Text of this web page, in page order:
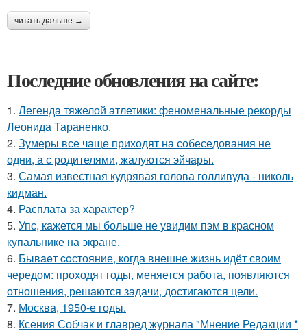
читать дальше →
Последние обновления на сайте:
1. Легенда тяжелой атлетики: феноменальные рекорды
Леонида Тараненко.
2. Зумеры все чаще приходят на собеседования не
одни, а с родителями, жалуются эйчары.
3. Самая известная кудрявая голова голливуда - николь
кидман.
4. Расплата за характер?
5. Упс, кажется мы больше не увидим пэм в красном
купальнике на экране.
6. Бывaeт coстояние, когда внешне жизнь идёт своим
чередом: проходят годы, меняется работа, появляются
отношения, решаются задачи, достигаются цели.
7. Москва, 1950-е годы.
8. Ксения Собчак и главред журнала "Мнение Редакции *